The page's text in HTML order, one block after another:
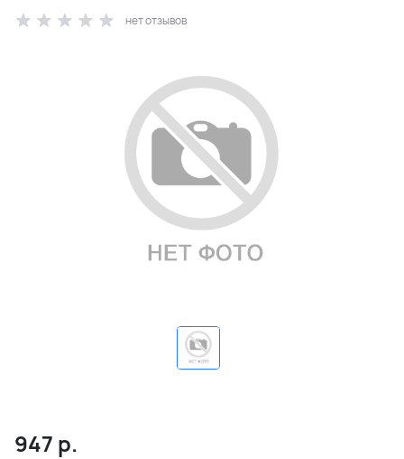
нет отзывов
947 р.